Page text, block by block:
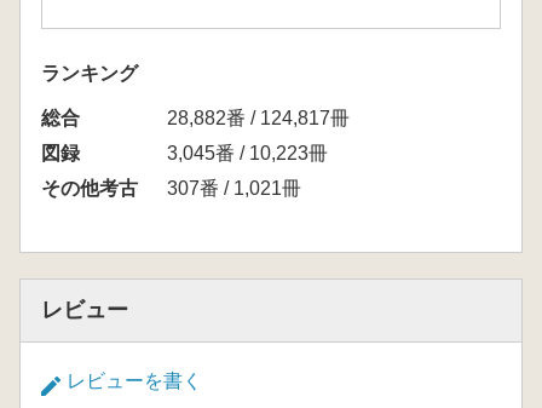
ランキング
総合
28,882番 / 124,817冊
図録
3,045番 / 10,223冊
その他考古
307番 / 1,021冊
レビュー
レビューを書く